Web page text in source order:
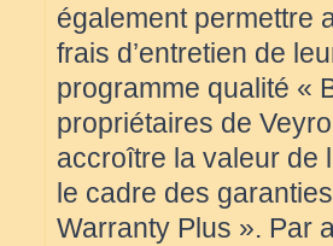
également permettre
frais d’entretien de
programme qualité «
propriétaires de
accroître la valeur de
le cadre des
Warranty Plus ». Par